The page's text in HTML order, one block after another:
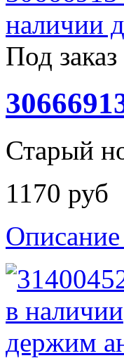
Под заказ
Старый
1170 руб
Описание